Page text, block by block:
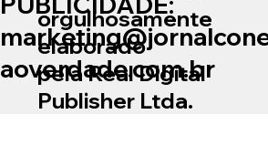
aoverdade.com.br
orgulhosamente
elaborado
pela Real Digital
Publisher Ltda.